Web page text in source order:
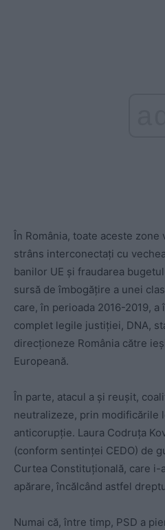
În România, toate aceste
strâns interconectați cu
banilor UE și fraudarea
sursă de îmbogățire a unei
care, în perioada 2016-2019,
complet legile justiției, DNA,
direcționeze România către
Europeană.
În parte, atacul a și reușit,
neutralizeze, prin modificările
anticorupție. Laura Codruța
(conform sentinței CEDO) de
Curtea Constituțională, care i-
apărare, încălcând astfel
Numai că, între timp, PSD a